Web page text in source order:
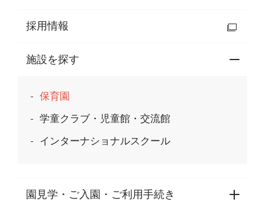
採用情報
施設を探す
保育園
学童クラブ・児童館・交流館
インターナショナルスクール
園見学・ご入園・ご利用手続き